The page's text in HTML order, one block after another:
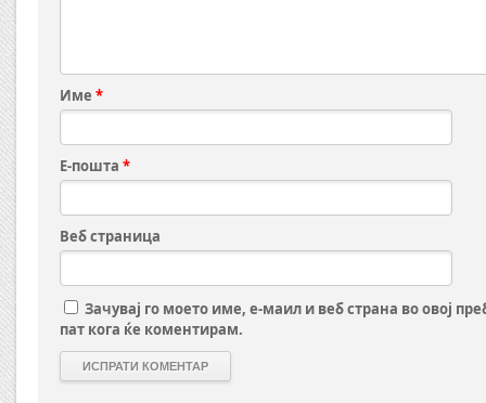
Име *
Е-пошта *
Веб страница
Зачувај го моето име, е-маил и веб страна во овој
пат кога ќе коментирам.